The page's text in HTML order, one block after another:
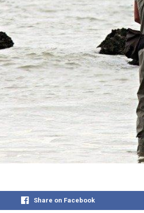
Share on Facebook